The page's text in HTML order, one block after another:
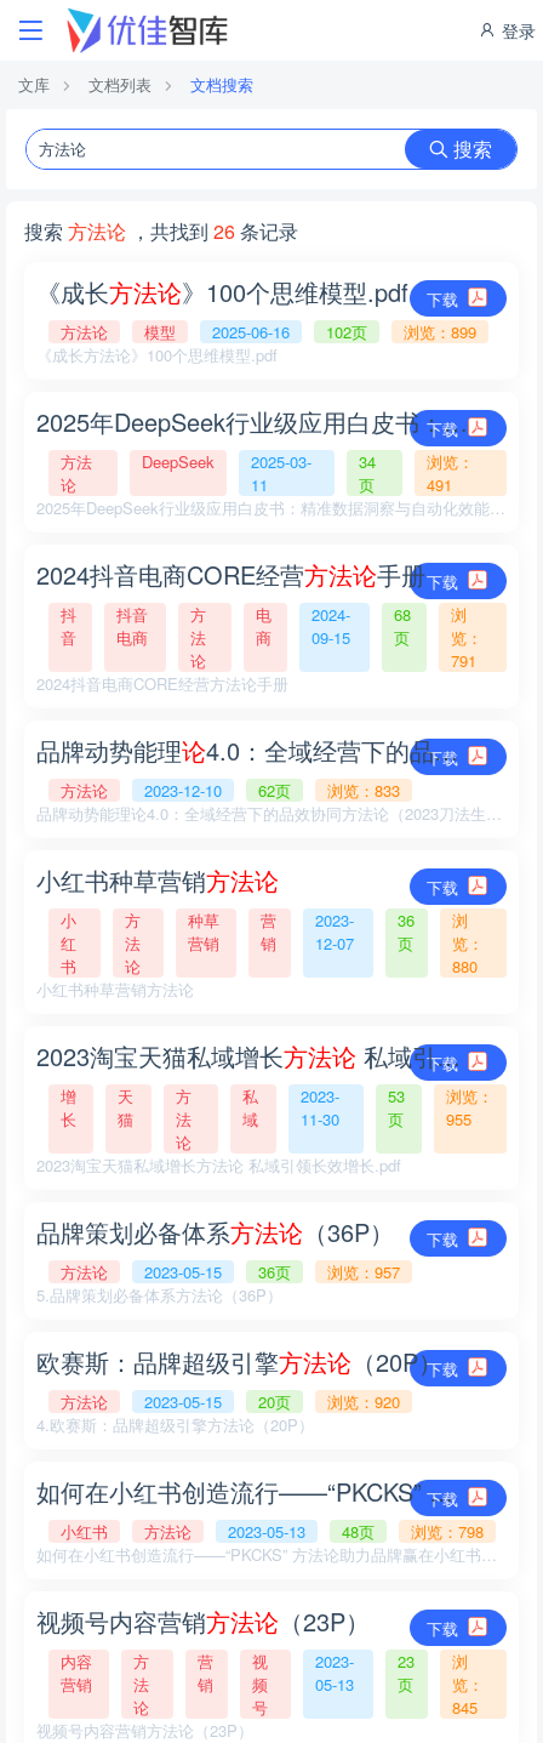
登录
文库 文档列表 文档搜索
搜索
搜索 方法论 ，共找到 26条记录
下载
《成长方法论》100个思维模型.pdf
方法论 模型 2025-06-16 102页
浏览：899
《成长方法论》100个思维模型.pdf
下载2025年DeepSeek行业级应用白皮书：精准数据洞察与自动化效能提升
方法
论
DeepSeek
2025-03-
11
34
页
浏览：
491
2025年DeepSeek行业级应用白皮书：精准数据洞察与自动化效能提升方法论.pdf
下载
2024抖音电商CORE经营方法论手册
抖
音
抖音
电商
方
法
论
电
商
2024-
09-15
68
页
浏
览：
791
2024抖音电商CORE经营方法论手册
下载
品牌动势能理论4.0：全域经营下的品效协同
方法论 2023-12-10 62页
浏览：833
品牌动势能理论4.0：全域经营下的品效协同方法论（2023刀法生机峰会）.pdf
下载
小红书种草营销方法论
小
红
书
方
法
论
种草
营销
营
销
2023-
12-07
36
页
浏
览：
880
小红书种草营销方法论
下载
2023淘宝天猫私域增长方法论 私域引领长效增长.pdf
增
长
天
猫
方
法
论
私
域
2023-
11-30
53
页
浏览：
955
2023淘宝天猫私域增长方法论 私域引领长效增长.pdf
下载
品牌策划必备体系方法论 （36P）
方法论 2023-05-15 36页
浏览：957
5.品牌策划必备体系方法论（36P）
下载
欧赛斯：品牌超级引擎方法论 （20P）
方法论 2023-05-15 20页
浏览：920
4.欧赛斯：品牌超级引擎方法论（20P）
下载
如何在小红书创造流行——“PKCKS”
方法论助
小红书 方法论 2023-05-13 48页
浏览：798
如何在小红书创造流行——“PKCKS” 方法论助力品牌赢在小红书（48P）
下载
视频号内容营销方法论 （23P）
内容
营销
方
法
论
营
销
视
频
号
2023-
05-13
23
页
浏
览：
845
视频号内容营销方法论（23P）